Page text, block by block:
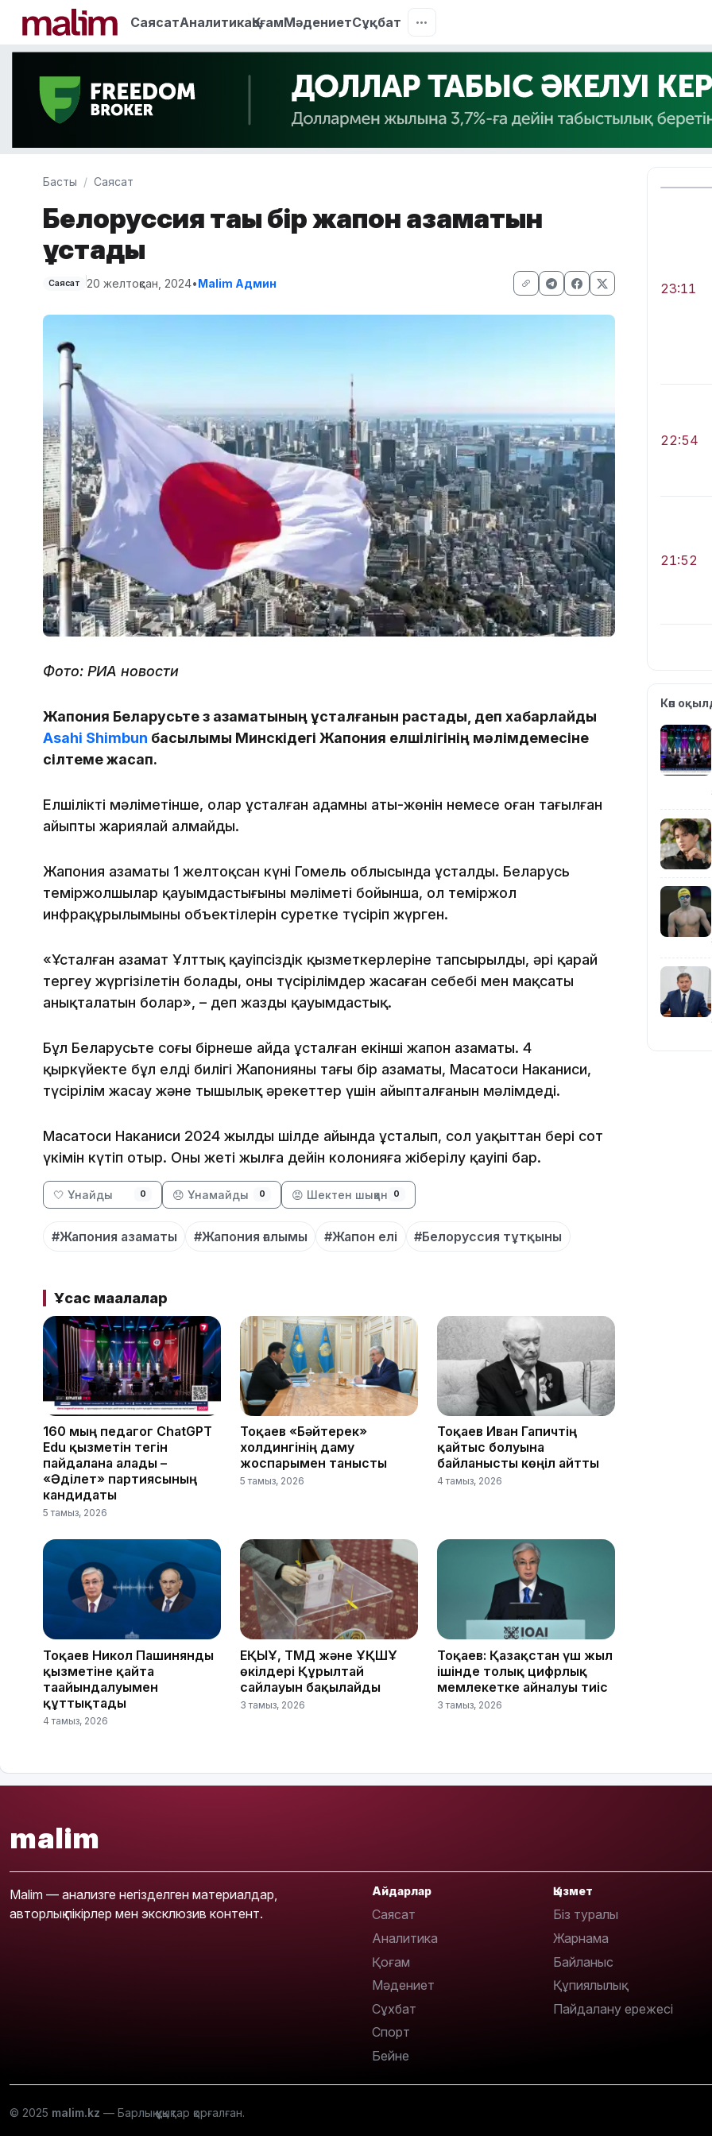
СаясатАналитикаҚоғамМәдениетСұқбат
Басты Саясат
Белоруссия тағы бір жапон азаматын
ұстады
Саясат 20 желтоқсан, 2024•Malim Админ
Фото: РИА новости
Жапония Беларусьте өз азаматының ұсталғанын растады, деп хабарлайды
Asahi Shimbun басылымы Минскідегі Жапония елшілігінің мәлімдемесіне
сілтеме жасап.
Елшіліктің мәліметінше, олар ұсталған адамның аты-жөнін немесе оған тағылған
айыпты жариялай алмайды.
Жапония азаматы 1 желтоқсан күні Гомель облысында ұсталды. Беларусь
теміржолшылар қауымдастығының мәліметі бойынша, ол теміржол
инфрақұрылымының объектілерін суретке түсіріп жүрген.
«Ұсталған азамат Ұлттық қауіпсіздік қызметкерлеріне тапсырылды, әрі қарай
тергеу жүргізілетін болады, оның түсірілімдер жасаған себебі мен мақсаты
анықталатын болар», – деп жазды қауымдастық.
Бұл Беларусьте соңғы бірнеше айда ұсталған екінші жапон азаматы. 4
қыркүйекте бұл елдің билігі Жапонияның тағы бір азаматы, Масатоси Наканиси,
түсірілім жасау және тыңшылық әрекеттер үшін айыпталғанын мәлімдеді.
Масатоси Наканиси 2024 жылдың шілде айында ұсталып, сол уақыттан бері сот
үкімін күтіп отыр. Оның жеті жылға дейін колонияға жіберілу қауіпі бар.
🤍 Ұнайды 0 😞 Ұнамайды 0 😡 Шектен шыққан 0
#Жапония азаматы #Жапония ғалымы #Жапон елі #Белоруссия тұтқыны
Ұқсас мақалалар
160 мың педагог ChatGPT
Edu қызметін тегін
пайдалана алады –
«Әділет» партиясының
кандидаты
5 тамыз, 2026
Тоқаев «Бәйтерек»
холдингінің даму
жоспарымен танысты
5 тамыз, 2026
Тоқаев Иван Гапичтің
қайтыс болуына
байланысты көңіл айтты
4 тамыз, 2026
Тоқаев Никол Пашинянды
қызметіне қайта
тағайындалуымен
құттықтады
4 тамыз, 2026
ЕҚЫҰ, ТМД және ҰҚШҰ
өкілдері Құрылтай
сайлауын бақылайды
3 тамыз, 2026
Тоқаев: Қазақстан үш жыл
ішінде толық цифрлық
мемлекетке айналуы тиіс
3 тамыз, 2026
23:11
22:54
21:52
21:30
20:16
19:21
Көп
malim
Malim — анализге негізделген материалдар,
авторлық пікірлер мен эксклюзив контент.
Айдарлар
Саясат
Аналитика
Қоғам
Мәдениет
Сұхбат
Спорт
Бейне
Қызмет
Біз туралы
Жарнама
Байланыс
Құпиялылық
Пайдалану ережесі
© 2025 malim.kz — Барлық құқықтар қорғалған.